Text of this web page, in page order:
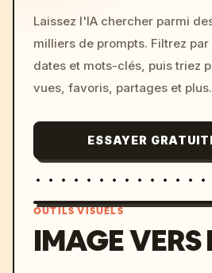
Laissez l'IA chercher parmi
milliers de prompts. Filtrez
dates et mots-clés, puis triez
vues, favoris, partages et plus.
ESSAYER
OUTILS VISUELS
IMAGE VERS